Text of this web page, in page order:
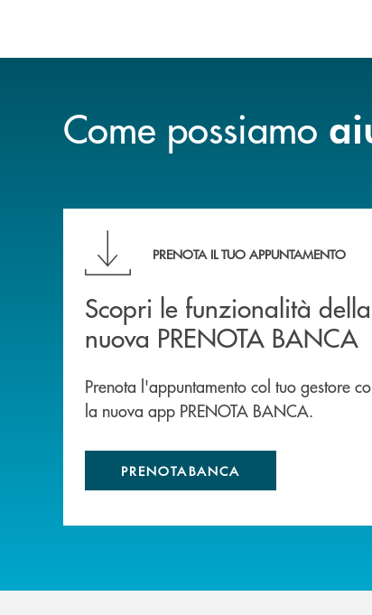
Come possiamo
PRENOTA IL TUO APPUNTAMENTO
Scopri le funzionalità della
nuova PRENOTA BANCA
Prenota l'appuntamento col tuo gestore
la nuova app PRENOTA BANCA.
PRENOTABANCA